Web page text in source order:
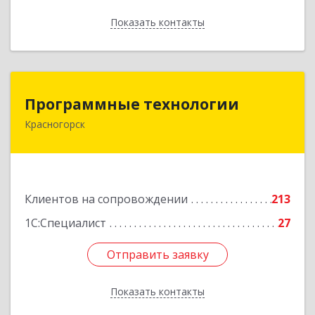
Показать контакты
Назад
Программные технологии
Красногорск
Клиентов на сопровождении
213
1С:Специалист
27
Отправить заявку
Показать контакты
143408, Московская обл, Красногорский р-н,
Отправить заявку
Назад